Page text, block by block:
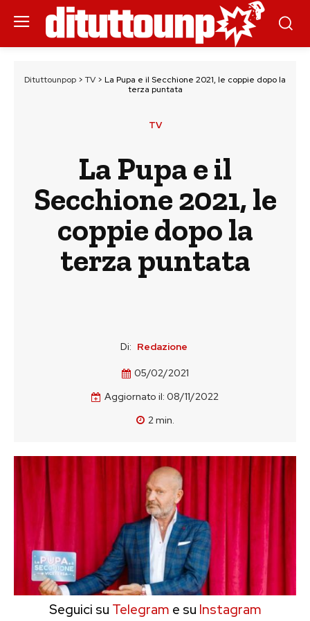
Dituttounpop > TV > La Pupa e il Secchione 2021, le coppie dopo la
terza puntata
TV
La Pupa e il
Secchione 2021, le
coppie dopo la
terza puntata
Di: Redazione
05/02/2021
Aggiornato il: 08/11/2022
2min.
Seguici su Telegram e su Instagram